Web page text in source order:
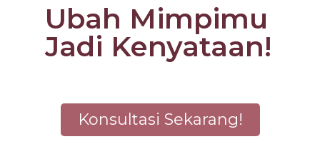
Ubah Mimpimu
Jadi Kenyataan!
Konsultasi Sekarang!